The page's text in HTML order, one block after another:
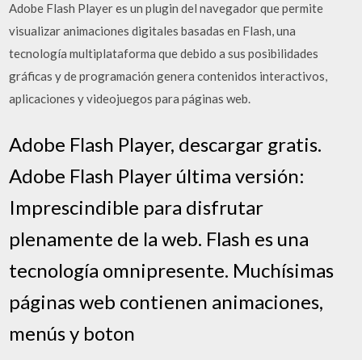
Adobe Flash Player es un plugin del navegador que permite
visualizar animaciones digitales basadas en Flash, una
tecnología multiplataforma que debido a sus posibilidades
gráficas y de programación genera contenidos interactivos,
aplicaciones y videojuegos para páginas web.
Adobe Flash Player, descargar gratis.
Adobe Flash Player última versión:
Imprescindible para disfrutar
plenamente de la web. Flash es una
tecnología omnipresente. Muchísimas
páginas web contienen animaciones,
menús y boton